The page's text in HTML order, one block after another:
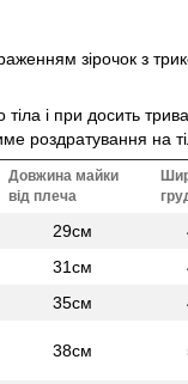
зірочок з
і при досить
роздратування на
Довжина майки
від плеча
29см
31см
35см
38см